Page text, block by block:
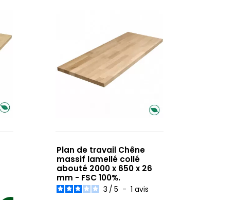
Plan de travail Chêne
massif lamellé collé
abouté 2000 x 650 x 26
mm - FSC 100%.
3 / 5 - 1 avis